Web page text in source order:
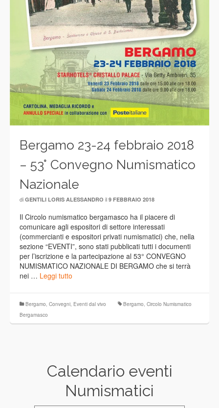
Bergamo 23-24 febbraio 2018
– 53° Convegno Numismatico
Nazionale
di GENTILI LORIS ALESSANDRO il 9 FEBBRAIO 2018
Il Circolo numismatico bergamasco ha il piacere di
comunicare agli espositori di settore interessati
(commercianti e espositori privati numismatici) che, nella
sezione “EVENTI”, sono stati pubblicati tutti i documenti
per l’iscrizione e la partecipazione al 53° CONVEGNO
NUMISMATICO NAZIONALE DI BERGAMO che si terrà
nei … Leggi tutto
Bergamo, Convegni, Eventi dal vivo Bergamo, Circolo Numismatico
Bergamasco
Calendario eventi
Numismatici